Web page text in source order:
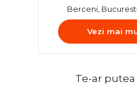
Berceni,
Vezi mai
Te-ar putea